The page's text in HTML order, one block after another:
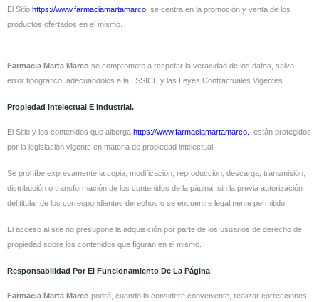
El Sitio https://www.farmaciamartamarco. se centra en la promoción y venta de los
productos ofertados en el mismo.
Farmacia Marta Marco se compromete a respetar la veracidad de los datos, salvo
error tipográfico, adecuándolos a la LSSICE y las Leyes Contractuales Vigentes.
Propiedad Intelectual E Industrial.
El Sitio y los contenidos que alberga https://www.farmaciamartamarco.
están protegidos
por la legislación vigente en materia de propiedad intelectual.
Se prohíbe expresamente la copia, modificación, reproducción, descarga, transmisión,
distribución o transformación de los contenidos de la página, sin la previa autorización
del titular de los correspondientes derechos o se encuentre legalmente permitido.
El acceso al site no presupone la adquisición por parte de los usuarios de derecho de
propiedad sobre los contenidos que figuran en el mismo.
Responsabilidad Por El Funcionamiento De La Página
Farmacia Marta Marco podrá, cuando lo considere conveniente, realizar correcciones,